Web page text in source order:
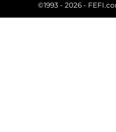
©1993 - 2026 -